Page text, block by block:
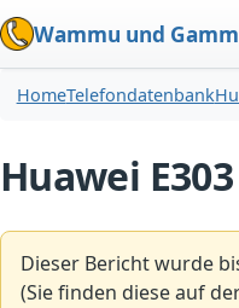
Wammu und
HomeTelefondatenbank
Huawei E303
Dieser Bericht wurde
(Sie finden diese auf